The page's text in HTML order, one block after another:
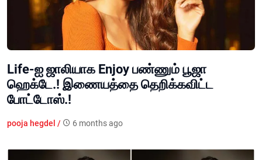
Life-ஐ ஜாலியாக Enjoy பண்ணும் பூஜா
ஹெக்டே.! இணையத்தை தெறிக்கவிட்ட
போட்டோஸ்.!
pooja hegdel / 6 months ago